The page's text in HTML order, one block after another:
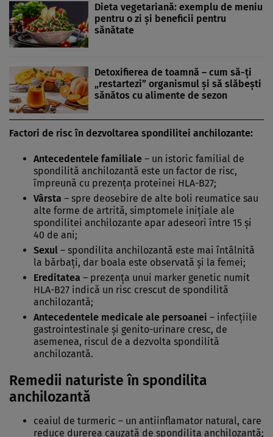
Dieta vegetariană: exemplu de meniu
pentru o zi și beneficii pentru
sănătate
Detoxifierea de toamnă – cum să-ți
„restartezi” organismul și să slăbești
sănătos cu alimente de sezon
Factori de risc în dezvoltarea spondilitei anchilozante:
Antecedentele familiale – un istoric familial de
spondilită anchilozantă este un factor de risc,
împreună cu prezența proteinei HLA-B27;
Vârsta – spre deosebire de alte boli reumatice sau
alte forme de artrită, simptomele inițiale ale
spondilitei anchilozante apar adeseori între 15 și
40 de ani;
Sexul – spondilita anchilozantă este mai întâlnită
la bărbați, dar boala este observată și la femei;
Ereditatea – prezența unui marker genetic numit
HLA-B27 indică un risc crescut de spondilită
anchilozantă;
Antecedentele medicale ale persoanei – infecțiile
gastrointestinale și genito-urinare cresc, de
asemenea, riscul de a dezvolta spondilită
anchilozantă.
Remedii naturiste în spondilita
anchilozantă
ceaiul de turmeric – un antiinflamator natural, care
reduce durerea cauzată de spondilita anchilozantă;